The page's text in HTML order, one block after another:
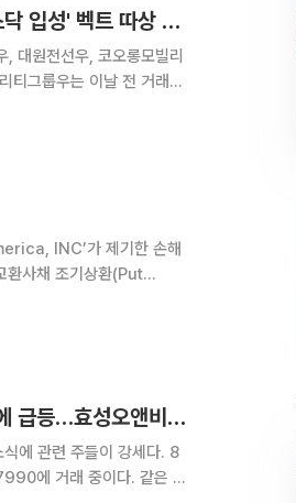
[급등락주 짚어보기] 우원식·이준석 테마주 '上'…'코스닥 입성' 벡트 따상 근접
대원전선우, 코오롱모빌리
[특징주] 국내 비료주, 中 요소수 이어 화학비료 통제에 급등…효성오앤비 20%↑
에 관련 주들이 강세다. 8
에 거래 중이다. 같은 시